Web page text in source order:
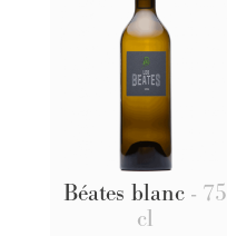
Béates blanc - 75
cl